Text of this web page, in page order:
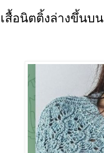
เสื้อนิตติ้งล่างขึ้นบน